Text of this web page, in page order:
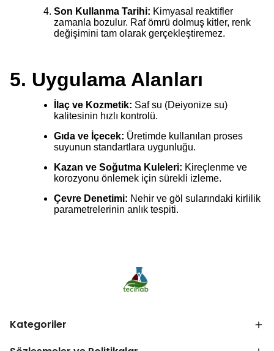
Son Kullanma Tarihi: Kimyasal reaktifler
zamanla bozulur. Raf ömrü dolmuş kitler, renk
değişimini tam olarak gerçekleştiremez.
5. Uygulama Alanları
İlaç ve Kozmetik: Saf su (Deiyonize su)
kalitesinin hızlı kontrolü.
Gıda ve İçecek: Üretimde kullanılan proses
suyunun standartlara uygunluğu.
Kazan ve Soğutma Kuleleri: Kireçlenme ve
korozyonu önlemek için sürekli izleme.
Çevre Denetimi: Nehir ve göl sularındaki kirlilik
parametrelerinin anlık tespiti.
Kategoriler